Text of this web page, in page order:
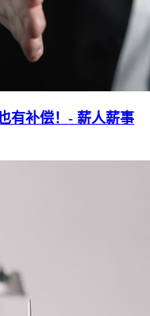
有补偿！- 薪人薪事